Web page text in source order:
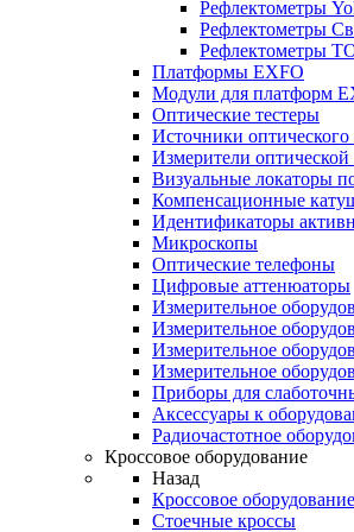
Рефлектометры
Рефлектометры
Рефлектометры
Платформы EXFO
Модули для платформ
Оптические тестеры
Источники оптического
Измерители
Визуальные локаторы
Компенсационные
Идентификаторы
Микроскопы
Оптические телефоны
Цифровые аттенюаторы
Измерительное
Измерительное
Измерительное
Измерительное
Приборы для
Аксессуары к
Радиочастотное
Кроссовое оборудование
Назад
Кроссовое оборудование
Стоечные кроссы